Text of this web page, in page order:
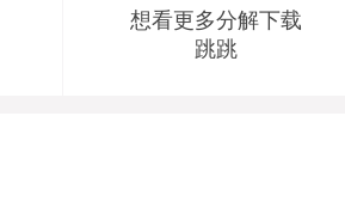
想看更多分解下载
跳跳